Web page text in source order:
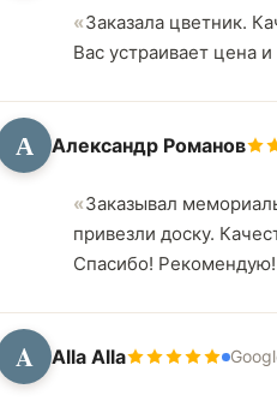
Заказала цветник.
Вас устраивает цена
А Александр Романов
Заказывал
привезли доску.
Спасибо! Рекомендую!
A Alla Alla